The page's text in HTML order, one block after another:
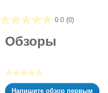
0.0 (0)
0.0
звезд.
Обзоры
★★★★★
Нет
оценки
Напишите обзор первым